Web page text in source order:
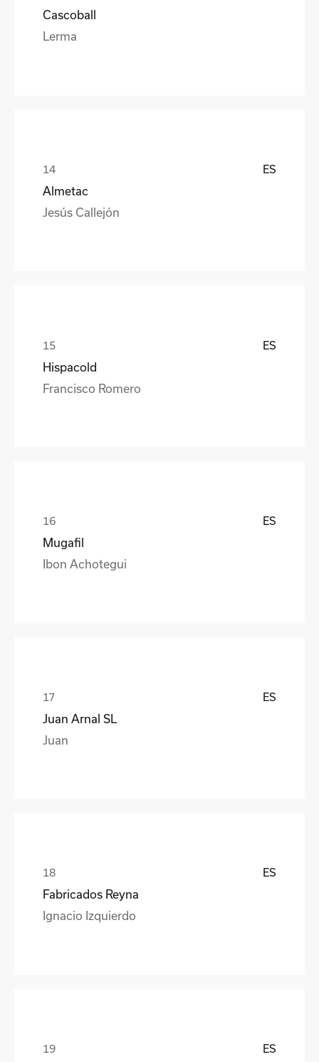
Cascoball
Lerma
ES
Almetac
Jesús Callejón
ES
Hispacold
Francisco Romero
ES
Mugafil
Ibon Achotegui
ES
Juan Arnal SL
Juan
ES
Fabricados Reyna
Ignacio Izquierdo
ES